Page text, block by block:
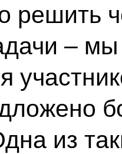
решить
–
из